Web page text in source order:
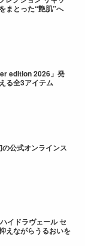
まとった“艶肌”へ
edition 2026」発
る全3アイテム
公式オンラインス
イドラヴェール セ
えながらうるおいを